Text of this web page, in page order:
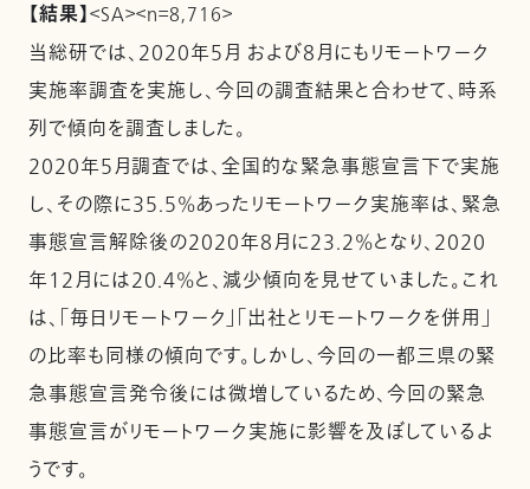
【結果】＜SA＞＜n＝8,716＞
当総研では、2020年５月 および８月にもリモートワーク
実施率調査を実施し、今回の調査結果と合わせて、時系
列で傾向を調査しました。
2020年5月調査では、全国的な緊急事態宣言下で実施
し、その際に35.5%あったリモートワーク実施率は、緊急
事態宣言解除後の2020年8月に23.2%となり、2020
年12月には20.4%と、減少傾向を見せていました。これ
は、「毎日リモートワーク」「出社とリモートワークを併用」
の比率も同様の傾向です。しかし、今回の一都三県の緊
急事態宣言発令後には微増しているため、今回の緊急
事態宣言がリモートワーク実施に影響を及ぼしているよ
うです。